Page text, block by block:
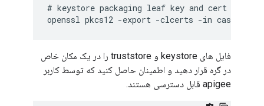
# keystore packaging leaf key and cert
openssl pkcs12 -export -clcerts -in cass-
فایل های keystore و truststore را در یک مکان خاص
در گره قرار دهید و اطمینان حاصل کنید که توسط کاربر
apigee قابل دسترسی هستند.